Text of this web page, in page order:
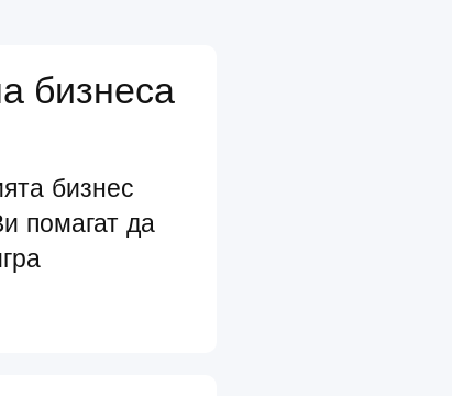
бизнеса
бизнес
помагат да